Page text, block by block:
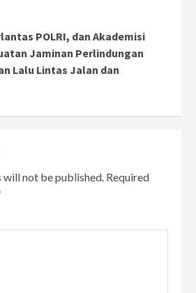
POLRI, dan Akademisi
Jaminan Perlindungan
Lalu Lintas Jalan dan
will not be published. Required